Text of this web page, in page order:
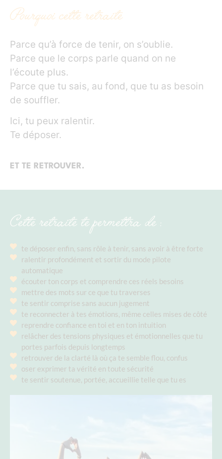
Pourquoi cette retraite
Parce qu’à force de tenir, on s’oublie.
Parce que le corps parle quand on ne
l’écoute plus.
Parce que tu sais, au fond, que tu as besoin
de souffler.
Ici, tu peux ralentir.
Te déposer.
ET TE RETROUVER.
Cette retraite te permettra de :
te déposer enfin, sans rôle à tenir, sans avoir à être forte
ralentir profondément et sortir du mode pilote
automatique
écouter ton corps et comprendre ces réels besoins
mettre des mots sur ce que tu traverses
te sentir comprise sans aucun jugement
te reconnecter à tes émotions, même celles mises de côté
reprendre confiance en toi et en ton intuition
relâcher des tensions physiques et émotionnelles que tu
portes parfois depuis longtemps
retrouver de la clarté là où ça te semble flou, confus
oser exprimer ta vérité en toute sécurité
te sentir soutenue, portée, accueillie telle que tu es